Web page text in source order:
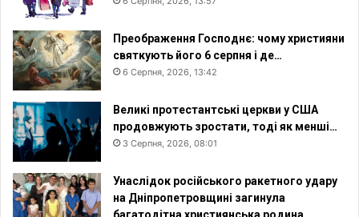
Преображення Господнє: чому християни
святкують його 6 серпня і де…
6 Серпня, 2026, 13:42
Великі протестантські церкви у США
продовжують зростати, тоді як менші…
3 Серпня, 2026, 08:01
Унаслідок російського ракетного удару
на Дніпропетровщині загинула